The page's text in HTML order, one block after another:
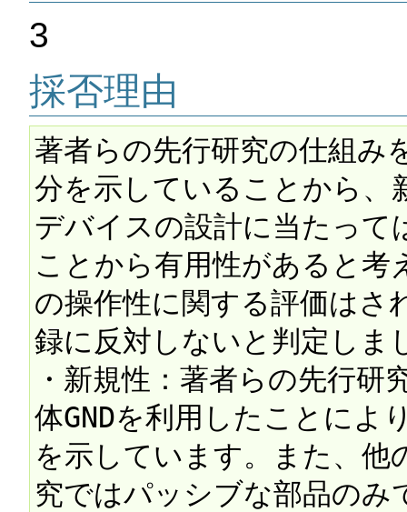
3
採否理由
著者らの先行研究の仕組み
分を示していることから、
デバイスの設計に当たって
ことから有用性があると考
の操作性に関する評価はさ
録に反対しないと判定しま
・新規性：著者らの先行
体GNDを利用したことによ
を示しています。また、他
究ではパッシブな部品の